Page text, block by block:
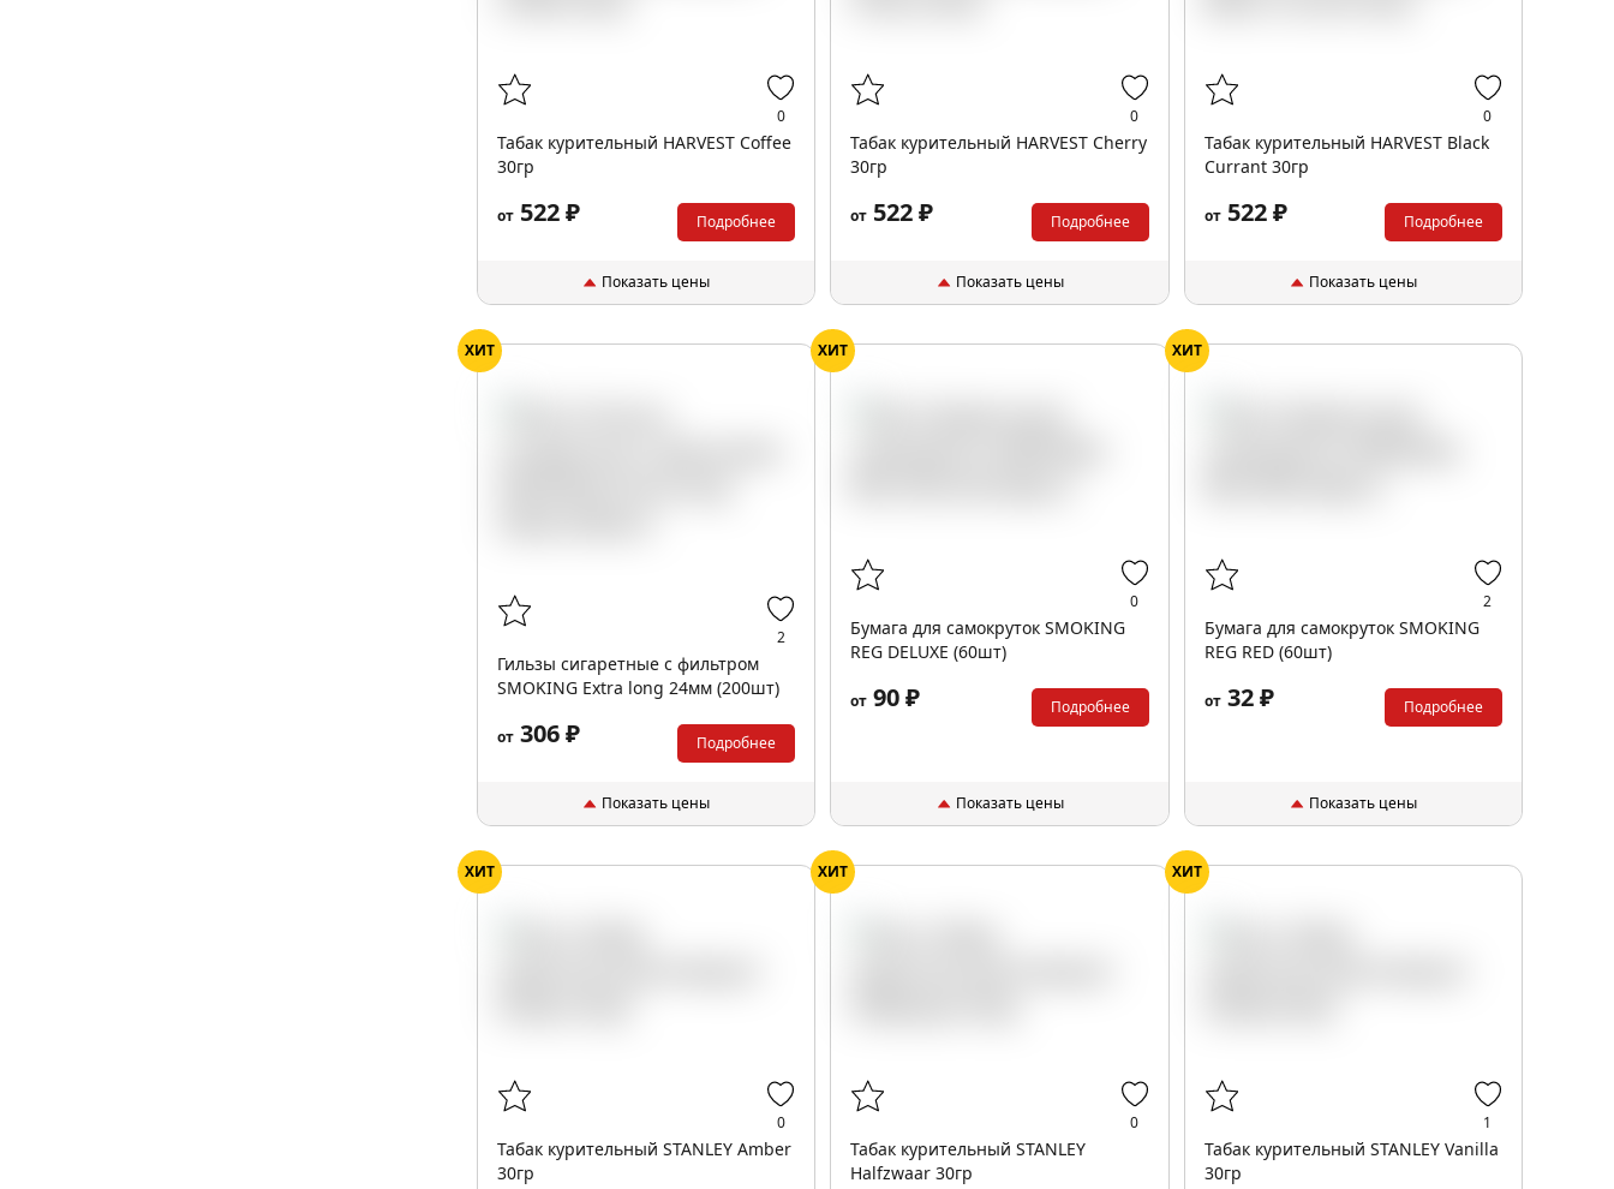
0
Табак курительный HARVEST Coffee
30гр
от 522 ₽ Подробнее
Показать цены
0
Табак курительный HARVEST Cherry
30гр
от 522 ₽ Подробнее
Показать цены
0
Табак курительный HARVEST Black
Currant 30гр
от522 ₽ Подробнее
Показать цены
ХИТ
2
Гильзы сигаретные с фильтром
SMOKING Extra long 24мм (200шт)
от 306 ₽ Подробнее
Показать цены
ХИТ
0
Бумага для самокруток SMOKING
REG DELUXE (60шт)
от 90 ₽ Подробнее
Показать цены
ХИТ
2
Бумага для самокруток SMOKING
REG RED (60шт)
от32 ₽ Подробнее
Показать цены
ХИТ
0
Табак курительный STANLEY Amber
30гр
ХИТ
0
Табак курительный STANLEY
Halfzwaar 30гр
ХИТ
1
Табак курительный STANLEY Vanilla
30гр